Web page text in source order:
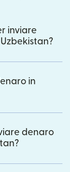
inviare
in
denaro